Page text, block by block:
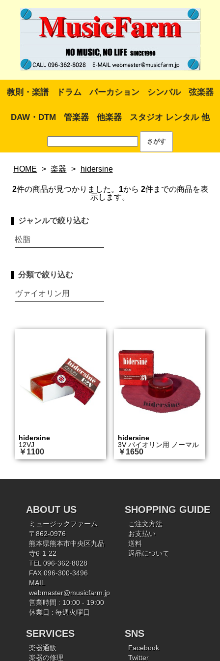
教則・楽譜 ドラム パーカション シンバル 弦楽器
DAW・DTM 管楽器 他楽器 スタジオ レンタル 他
HOME > 楽器 > hidersine
2件の商品が見つかりました。 1から 2件までの商品を表
示します。
ジャンルで絞り込む
松脂
分類で絞り込む
ヴァイオリン用
hidersine
12VJ
￥1100
hidersine
3V バイオリン用 ノーマル
￥1650
ABOUT US
ミュージックファーム
〒862-0976
熊本県熊本市中央区九品
寺6-1-22
TEL 096-362-8028
FAX 096-300-3496
MAIL
webmaster@musicfarm.jp
営業時間 : 10:00 - 19:00
休業日 : 毎週火曜日
SHOPPING GUIDE
ご注文方法
お支払い
送料
返品について
SERVICES
楽器通販
楽器の修理
SNS
Facebook
Twitter